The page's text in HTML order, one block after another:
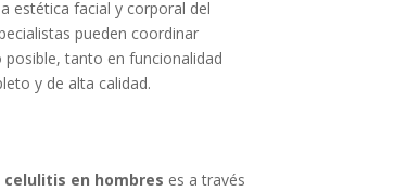
estética facial y corporal del
pueden coordinar
tanto en funcionalidad
y de alta calidad.
celulitis en hombres es a través